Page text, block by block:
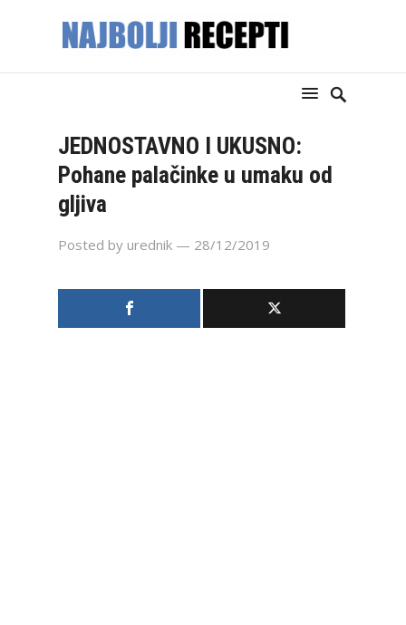
JEDNOSTAVNO I UKUSNO:
Pohane palačinke u umaku od
gljiva
Posted by urednik — 28/12/2019